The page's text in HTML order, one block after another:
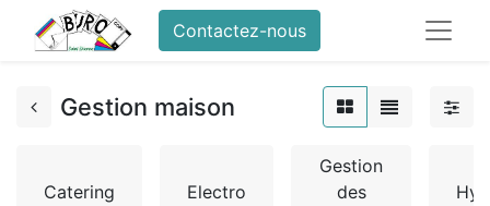
Contactez-nous
Gestion maison
Catering Electro
Gestion
des